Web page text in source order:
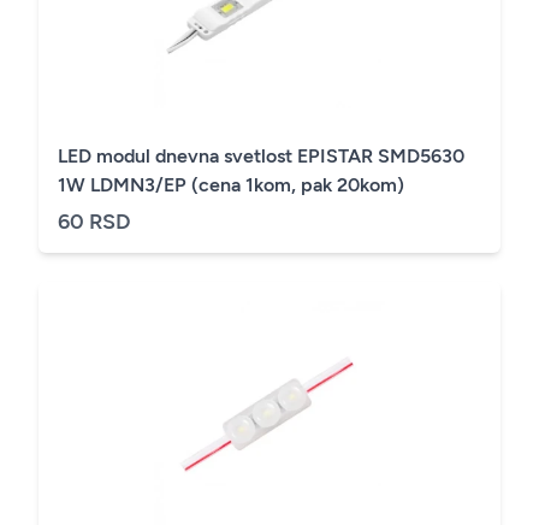
LED modul dnevna svetlost EPISTAR SMD5630
1W LDMN3/EP (cena 1kom, pak 20kom)
60 RSD